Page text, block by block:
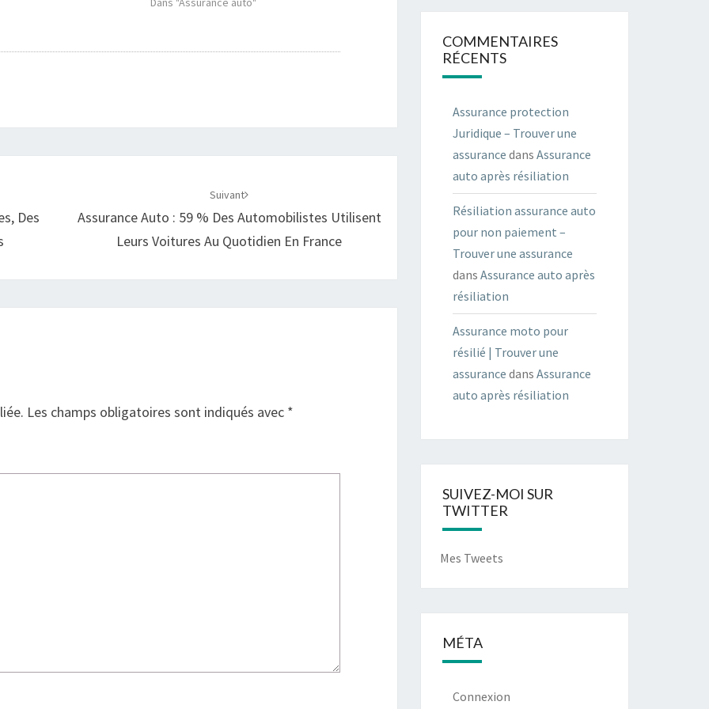
Des
Suivant
Assurance Auto : 59 % Des Automobilistes Utilisent
Leurs Voitures Au Quotidien En France
Les champs obligatoires sont indiqués avec *
COMMENTAIRES
RÉCENTS
Assurance protection
Juridique – Trouver une
assurance dans Assurance
auto après résiliation
Résiliation assurance auto
pour non paiement –
Trouver une assurance
dans Assurance auto après
résiliation
Assurance moto pour
résilié | Trouver une
assurance dans Assurance
auto après résiliation
SUIVEZ-MOI SUR
TWITTER
Mes Tweets
MÉTA
Connexion